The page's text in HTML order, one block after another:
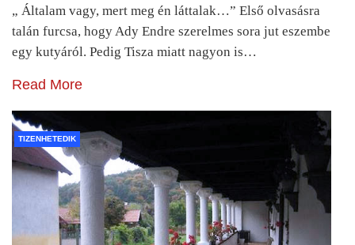
„ Általam vagy, mert meg én láttalak…” Első olvasásra
talán furcsa, hogy Ady Endre szerelmes sora jut eszembe
egy kutyáról. Pedig Tisza miatt nagyon is…
Read More
TIZENHETEDIK